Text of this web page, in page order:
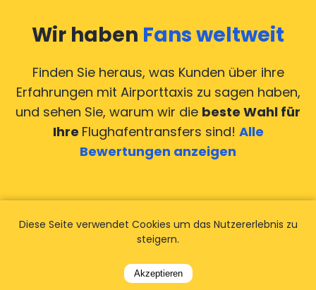
Wir haben Fans weltweit
Finden Sie heraus, was Kunden über ihre
Erfahrungen mit Airporttaxis zu sagen haben,
und sehen Sie, warum wir die beste Wahl für
Ihre Flughafentransfers sind! Alle
Bewertungen anzeigen
Diese Seite verwendet Cookies um das Nutzererlebnis zu
steigern.
Akzeptieren